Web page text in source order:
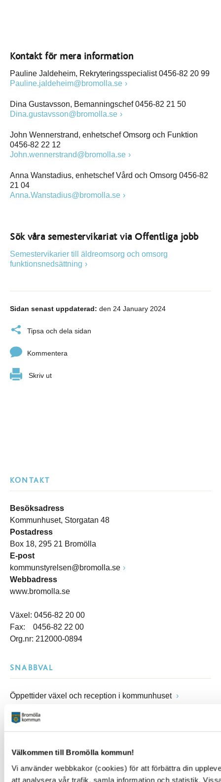
Välkommen till Bromölla kommun!
Vi använder webbkakor (cookies) för att förbättra din
att analysera vår trafik, samla information och statistik.
Kontakt för mera information
Pauline Jaldeheim, Rekryteringsspecialist 0456-82 20 99
Pauline.jaldeheim@bromolla.se
Dina Gustavsson, Bemanningschef 0456-82 21 50
Dina.gustavsson@bromolla.se
John Wennerstrand, enhetschef Omsorg och Funktion
0456-82 22 12
John.wennerstrand@bromolla.se
Anna Wanstadius, enhetschef Vård och Omsorg 0456-82
21 04
Anna.Wanstadius@bromolla.se
Sök våra semestervikariat via Offentliga jobb
Semestervikarier till äldreomsorg och omsorg
funktionsnedsättning
Sidan senast uppdaterad: den 24 January 2024
Tipsa och dela sidan
Kommentera
Skriv ut
KONTAKT
Besöksadress
Kommunhuset, Storgatan 48
Postadress
Box 18, 295 21 Bromölla
E-post
kommunstyrelsen@bromolla.se
Webbadress
www.bromolla.se
Växel: 0456-82 20 00
Fax: 0456-82 22 00
Org.nr: 212000-0894
SNABBVAL
Öppettider växel och reception i kommunhuset
Lediga jobb
Blankettsamling
E-tjänster
E-förslag